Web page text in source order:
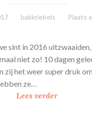
bakkriebels Plaats
sint in 2016
niet zo! 10 dagen
het weer super druk
ze…
Lees verderG